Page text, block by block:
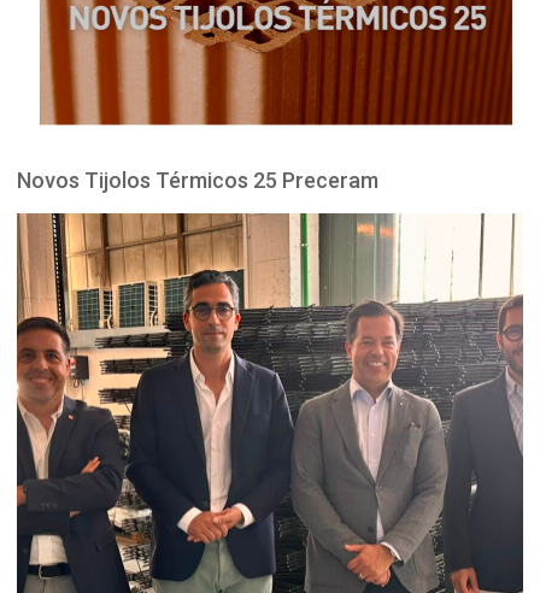
Novos Tijolos Térmicos 25 Preceram